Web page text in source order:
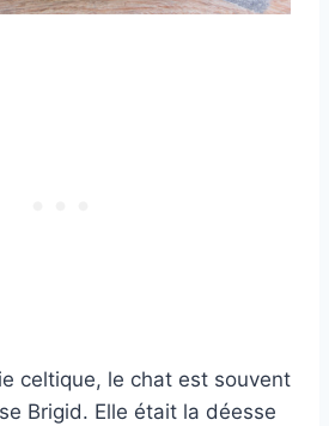
celtique, le chat est souvent
Brigid. Elle était la déesse